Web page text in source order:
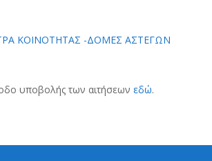
ΚΟΙΝΟΤΗΤΑΣ -ΔΟΜΕΣ ΑΣΤΕΓΩΝ
υποβολής των αιτήσεωνεδώ.